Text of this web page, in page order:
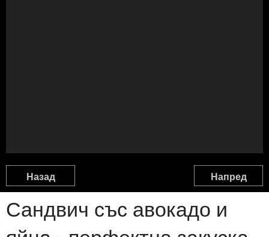
Назад Напред
Сандвич със авокадо и